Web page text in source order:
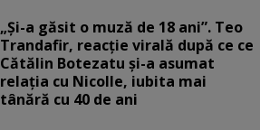
„Și-a găsit o muză de 18 ani”. Teo
Trandafir, reacție virală după ce ce
Cătălin Botezatu și-a asumat
relația cu Nicolle, iubita mai
tânără cu 40 de ani